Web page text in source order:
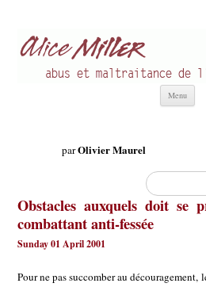
Menu
Rechercher :
parOlivier Maurel
Obstacles auxquels doit se
combattant anti-fessée
Sunday 01 April 2001
Pour ne pas succomber au